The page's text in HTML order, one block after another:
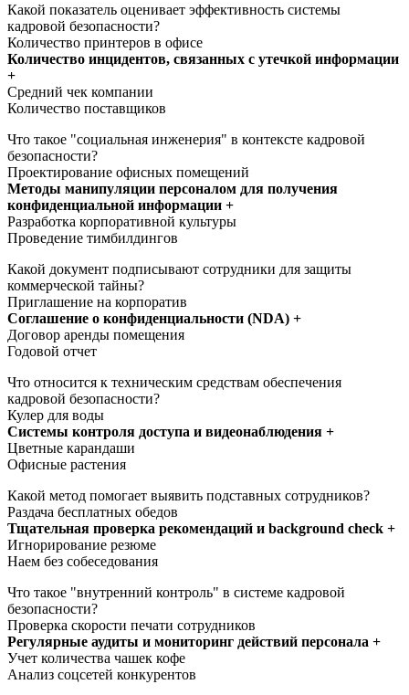
Какой показатель оценивает эффективность системы
кадровой безопасности?
Количество принтеров в офисе
Количество инцидентов, связанных с утечкой информации
+
Средний чек компании
Количество поставщиков
Что такое "социальная инженерия" в контексте кадровой
безопасности?
Проектирование офисных помещений
Методы манипуляции персоналом для получения
конфиденциальной информации +
Разработка корпоративной культуры
Проведение тимбилдингов
Какой документ подписывают сотрудники для защиты
коммерческой тайны?
Приглашение на корпоратив
Соглашение о конфиденциальности (NDA) +
Договор аренды помещения
Годовой отчет
Что относится к техническим средствам обеспечения
кадровой безопасности?
Кулер для воды
Системы контроля доступа и видеонаблюдения +
Цветные карандаши
Офисные растения
Какой метод помогает выявить подставных сотрудников?
Раздача бесплатных обедов
Тщательная проверка рекомендаций и background check +
Игнорирование резюме
Наем без собеседования
Что такое "внутренний контроль" в системе кадровой
безопасности?
Проверка скорости печати сотрудников
Регулярные аудиты и мониторинг действий персонала +
Учет количества чашек кофе
Анализ соцсетей конкурентов